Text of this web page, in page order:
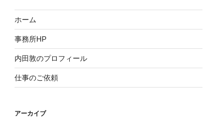
ホーム
事務所HP
内田敦のプロフィール
仕事のご依頼
アーカイブ